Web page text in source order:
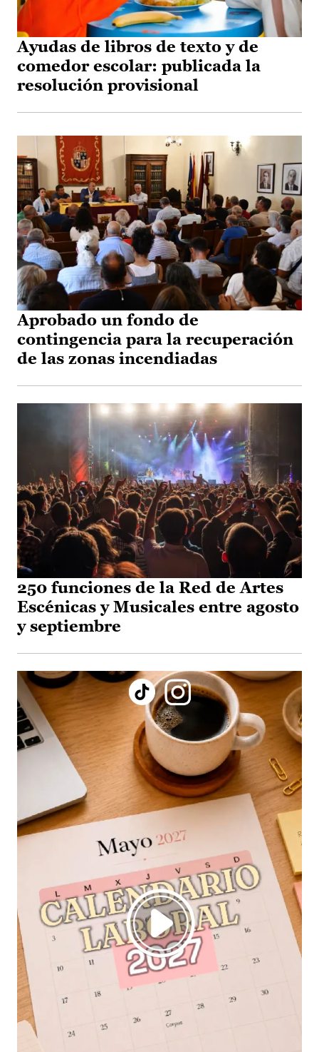
Ayudas de libros de texto y de
comedor escolar: publicada la
resolución provisional
Aprobado un fondo de
contingencia para la recuperación
de las zonas incendiadas
250 funciones de la Red de Artes
Escénicas y Musicales entre agosto
y septiembre